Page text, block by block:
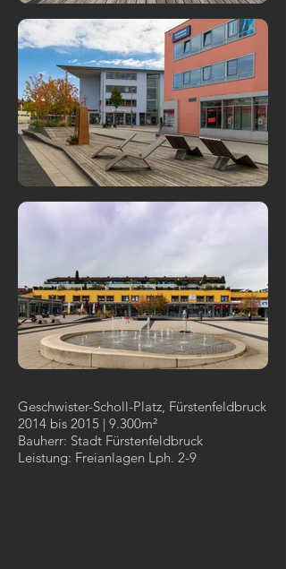
Geschwister-Scholl-Platz, Fürstenfeldbruck
2014 bis 2015 | 9.300m²
Bauherr: Stadt Fürstenfeldbruck
Leistung: Freianlagen Lph. 2-9